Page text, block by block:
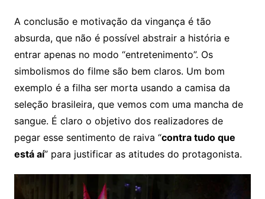
A conclusão e motivação da vingança é tão
absurda, que não é possível abstrair a história e
entrar apenas no modo “entretenimento”. Os
simbolismos do filme são bem claros. Um bom
exemplo é a filha ser morta usando a camisa da
seleção brasileira, que vemos com uma mancha de
sangue. É claro o objetivo dos realizadores de
pegar esse sentimento de raiva “contra tudo que
está aí” para justificar as atitudes do protagonista.